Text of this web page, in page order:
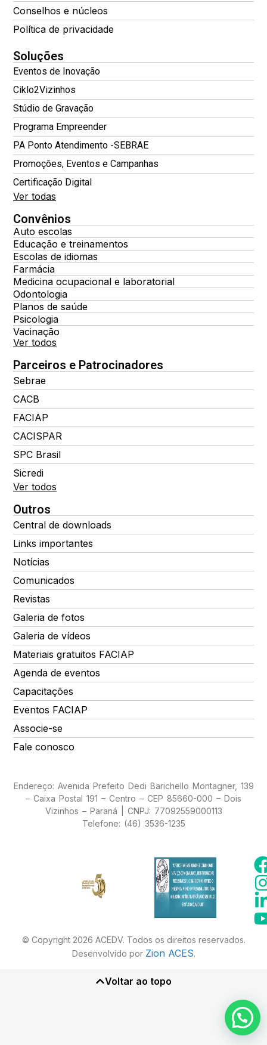
Conselhos e núcleos
Política de privacidade
Soluções
Eventos de Inovação
Ciklo2Vizinhos
Stúdio de Gravação
Programa Empreender
PA Ponto Atendimento -SEBRAE
Promoções, Eventos e Campanhas
Certificação Digital
Ver todas
Convênios
Auto escolas
Educação e treinamentos
Escolas de idiomas
Farmácia
Medicina ocupacional e laboratorial
Odontologia
Planos de saúde
Psicologia
Vacinação
Ver todos
Parceiros e Patrocinadores
Sebrae
CACB
FACIAP
CACISPAR
SPC Brasil
Sicredi
Ver todos
Outros
Central de downloads
Links importantes
Notícias
Comunicados
Revistas
Galeria de fotos
Galeria de vídeos
Materiais gratuitos FACIAP
Agenda de eventos
Capacitações
Eventos FACIAP
Associe-se
Fale conosco
Endereço: Avenida Prefeito Dedi Barichello Montagner, 139
– Caixa Postal 191 – Centro – CEP 85660-000 – Dois
Vizinhos – Paraná | CNPJ: 77092559000113
Telefone: (46) 3536-1235
© Copyright 2026 ACEDV. Todos os direitos reservados.
Desenvolvido por Zion ACES.
Voltar ao topo